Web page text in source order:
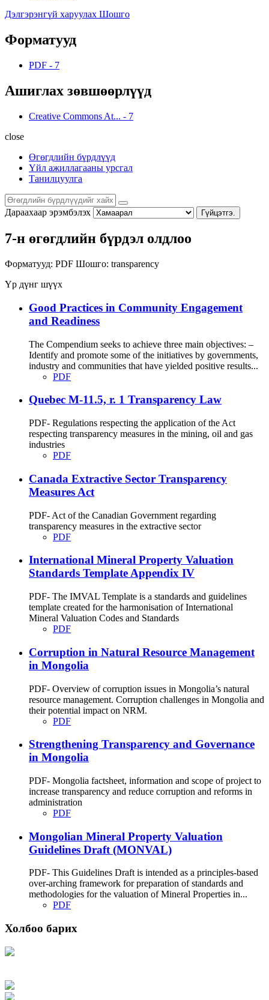
Дэлгэрэнгүй харуулах Шошго
Форматууд
PDF - 7
Ашиглах зөвшөөрлүүд
Creative Commons At... - 7
close
Өгөгдлийн бүрдлүүд
Үйл ажиллагааны урсгал
Танилцуулга
Дараахаар эрэмбэлэх Гүйцэтгэ.
7-н өгөгдлийн бүрдэл олдлоо
Форматууд: PDF Шошго: transparency
Үр дүнг шүүх
Good Practices in Community Engagement
and Readiness
The Compendium seeks to achieve three main objectives: –
Identify and promote some of the initiatives by governments,
industry and communities that have yielded positive results...
PDF
Quebec M-11.5, r. 1 Transparency Law
PDF- Regulations respecting the application of the Act
respecting transparency measures in the mining, oil and gas
industries
PDF
Canada Extractive Sector Transparency
Measures Act
PDF- Act of the Canadian Government regarding
transparency measures in the extractive sector
PDF
International Mineral Property Valuation
Standards Template Appendix IV
PDF- The IMVAL Template is a standards and guidelines
template created for the harmonisation of International
Mineral Valuation Codes and Standards
PDF
Corruption in Natural Resource Management
in Mongolia
PDF- Overview of corruption issues in Mongolia’s natural
resource management. Corruption challenges in Mongolia and
their potential impact on NRM.
PDF
Strengthening Transparency and Governance
in Mongolia
PDF- Mongolia factsheet, information and scope of project to
increase transparency and reduce corruption and reforms in
administration
PDF
Mongolian Mineral Property Valuation
Guidelines Draft (MONVAL)
PDF- This Guidelines Draft is intended as a principles-based
over-arching framework for preparation of standards and
methodologies for the valuation of Mineral Properties in...
PDF
Холбоо барих